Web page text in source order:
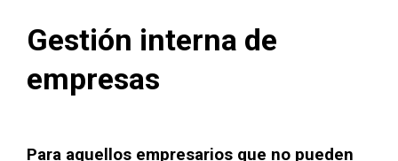
Gestión interna de
empresas
Para aquellos empresarios que no pueden